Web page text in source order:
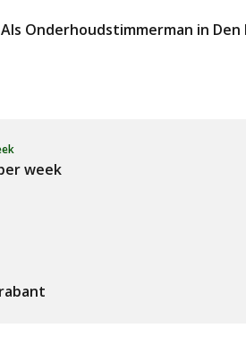
Onderhoudstimmerman in
week